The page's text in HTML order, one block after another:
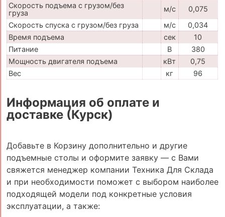
Скорость подъема с грузом/без
груза
м/с
0,075
Скорость спуска с грузом/без груза
м/с
0,034
Время подъема
сек
10
Питание
В
380
Мощность двигателя подъема
кВт
0,75
Вес
кг 96
Информация об оплате и
доставке (Курск)
Добавьте в Корзину дополнительно и другие
подъемные столы и оформите заявку — с Вами
свяжется менеджер компании Техника Для Склада
и при необходимости поможет с выбором наиболее
подходящей модели под конкретные условия
эксплуатации, а также: